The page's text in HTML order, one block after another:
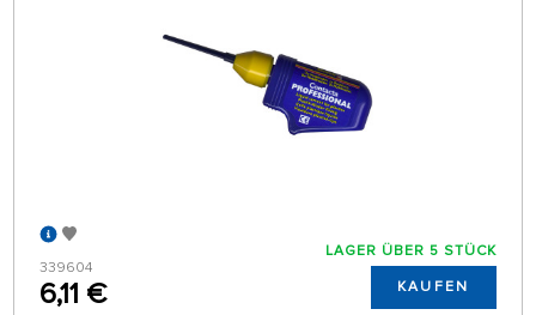
339604
6,11 €
LAGER ÜBER 5 STÜCK
KAUFEN